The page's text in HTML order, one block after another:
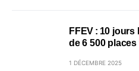
FFEV : 10
de 6 500
1 DÉCEMBRE 2025